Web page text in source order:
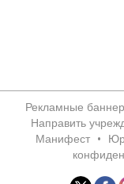
Рекламные
Направить
Манифест •